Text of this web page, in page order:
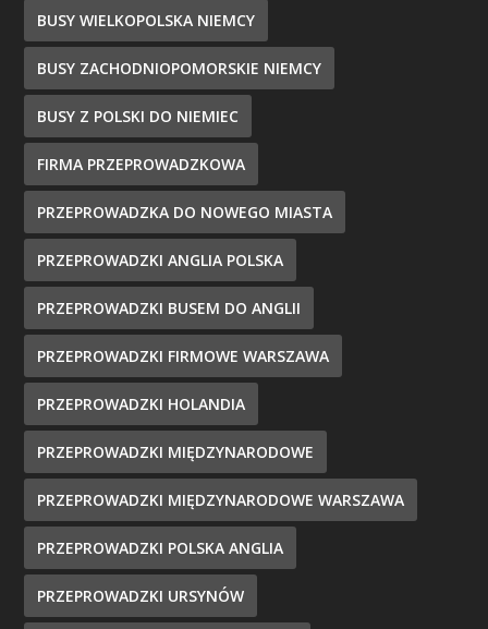
BUSY WIELKOPOLSKA NIEMCY
BUSY ZACHODNIOPOMORSKIE NIEMCY
BUSY Z POLSKI DO NIEMIEC
FIRMA PRZEPROWADZKOWA
PRZEPROWADZKA DO NOWEGO MIASTA
PRZEPROWADZKI ANGLIA POLSKA
PRZEPROWADZKI BUSEM DO ANGLII
PRZEPROWADZKI FIRMOWE WARSZAWA
PRZEPROWADZKI HOLANDIA
PRZEPROWADZKI MIĘDZYNARODOWE
PRZEPROWADZKI MIĘDZYNARODOWE WARSZAWA
PRZEPROWADZKI POLSKA ANGLIA
PRZEPROWADZKI URSYNÓW